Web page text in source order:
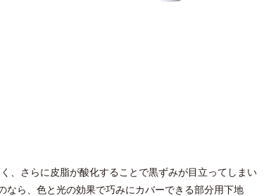
、さらに皮脂が酸化することで黒ずみが目立ってしまい
ら、色と光の効果で巧みにカバーできる部分用下地